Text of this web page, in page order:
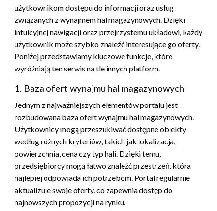
użytkownikom dostępu do informacji oraz usług
związanych z wynajmem hal magazynowych. Dzięki
intuicyjnej nawigacji oraz przejrzystemu układowi, każdy
użytkownik może szybko znaleźć interesujące go oferty.
Poniżej przedstawiamy kluczowe funkcje, które
wyróżniają ten serwis na tle innych platform.
1. Baza ofert wynajmu hal magazynowych
Jednym z najważniejszych elementów portalu jest
rozbudowana baza ofert wynajmu hal magazynowych.
Użytkownicy mogą przeszukiwać dostępne obiekty
według różnych kryteriów, takich jak lokalizacja,
powierzchnia, cena czy typ hali. Dzięki temu,
przedsiębiorcy mogą łatwo znaleźć przestrzeń, która
najlepiej odpowiada ich potrzebom. Portal regularnie
aktualizuje swoje oferty, co zapewnia dostęp do
najnowszych propozycji na rynku.